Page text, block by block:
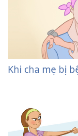
Khi cha mẹ bị